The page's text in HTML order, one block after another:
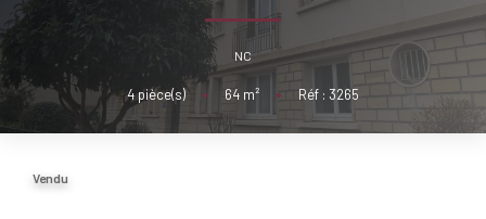
ESTIMATION
NOS AGENCES
NC
4pièce(s) • 64 m² • Réf : 3265
Vendu